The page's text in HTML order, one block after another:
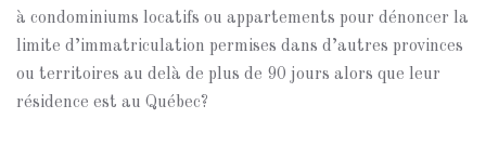
à condominiums locatifs ou appartements pour dénoncer la
limite d’immatriculation permises dans d’autres provinces
ou territoires au delà de plus de 90 jours alors que leur
résidence est au Québec?